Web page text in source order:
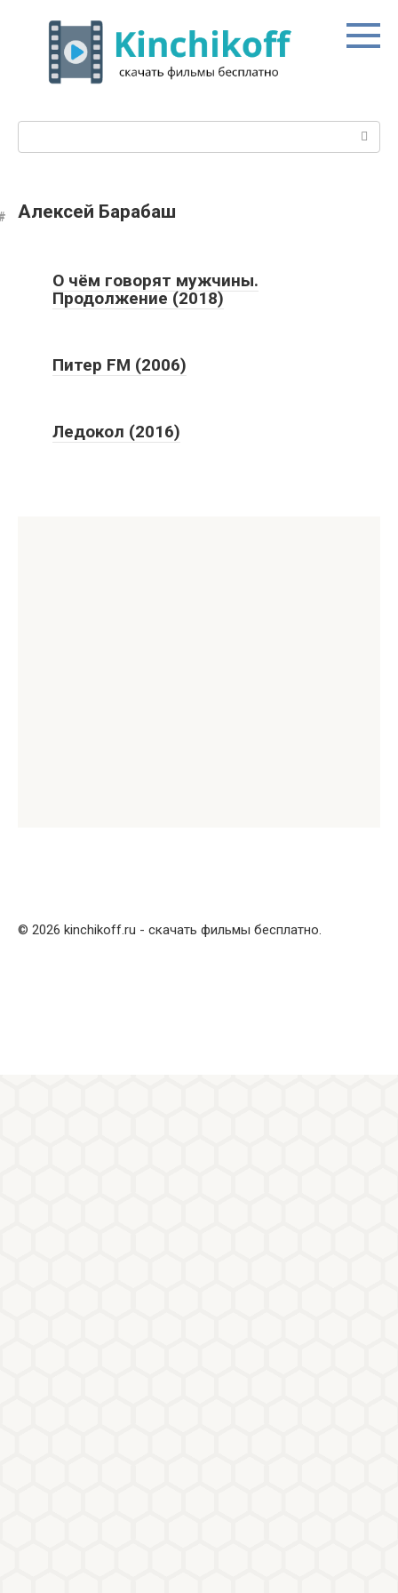
контенту
Алексей Барабаш
О чём говорят мужчины.
Продолжение (2018)
Питер FM (2006)
Ледокол (2016)
© 2026 kinchikoff.ru - скачать фильмы бесплатно.